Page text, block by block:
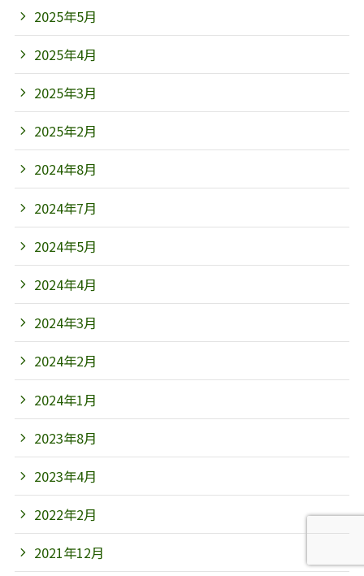
2025年5月
2025年4月
2025年3月
2025年2月
2024年8月
2024年7月
2024年5月
2024年4月
2024年3月
2024年2月
2024年1月
2023年8月
2023年4月
2022年2月
2021年12月